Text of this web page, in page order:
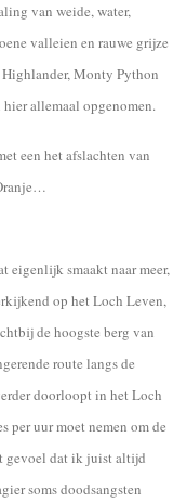
van weide, water,
valleien en rauwe grijze
Monty Python
allemaal opgenomen.
een het afslachten van
Oranje…
eigenlijk smaakt naar meer,
op het Loch Leven,
de hoogste berg van
route langs de
doorloopt in het Loch
per uur moet nemen om de
gevoel dat ik juist altijd
soms doodsangsten